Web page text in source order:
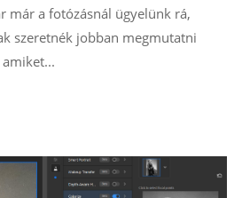
már a fotózásnál ügyelünk rá,
szeretnék jobban megmutatni